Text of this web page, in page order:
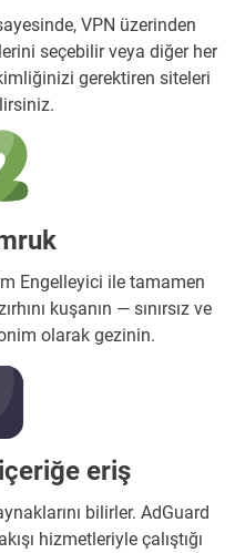
VPN üzerinden
seçebilir veya diğer her
gerektiren siteleri
Engelleyici ile tamamen
kuşanın — sınırsız ve
olarak gezinin.
eriş
bilirler. AdGuard
hizmetleriyle çalıştığı